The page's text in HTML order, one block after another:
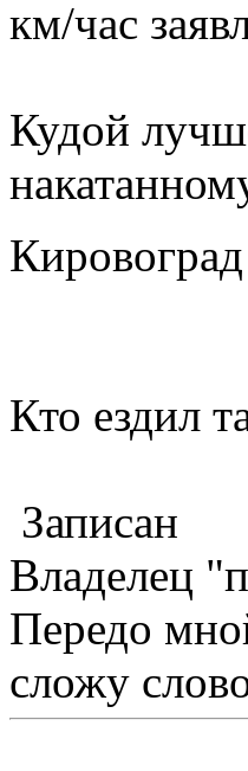
км/час
Кудой
Кто ездил
Записан
Владелец
Передо
сложу